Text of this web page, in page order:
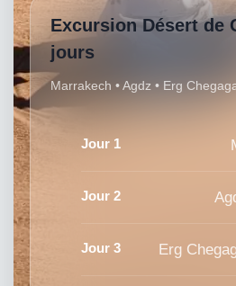
Excursion Désert de
jours
Marrakech • Agdz • Erg
Jour 1
Jour 2
Jour 3 Erg